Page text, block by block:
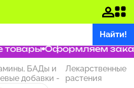
Найти!
Оформляем заказ
БАДы и
добавки -
Лекарственные
растения